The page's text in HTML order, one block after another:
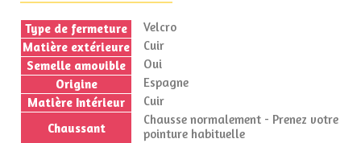
Type de fermeture
Velcro
Matière extérieure
Cuir
Semelle amovible
Oui
Origine
Espagne
Matière Intérieur
Cuir
Chaussant
Chausse normalement - Prenez votre
pointure habituelle